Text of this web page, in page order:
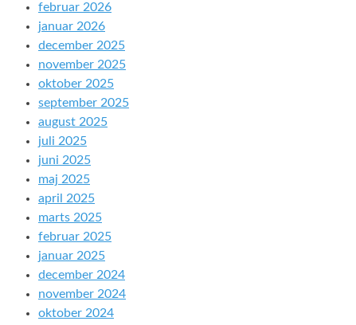
februar 2026
januar 2026
december 2025
november 2025
oktober 2025
september 2025
august 2025
juli 2025
juni 2025
maj 2025
april 2025
marts 2025
februar 2025
januar 2025
december 2024
november 2024
oktober 2024